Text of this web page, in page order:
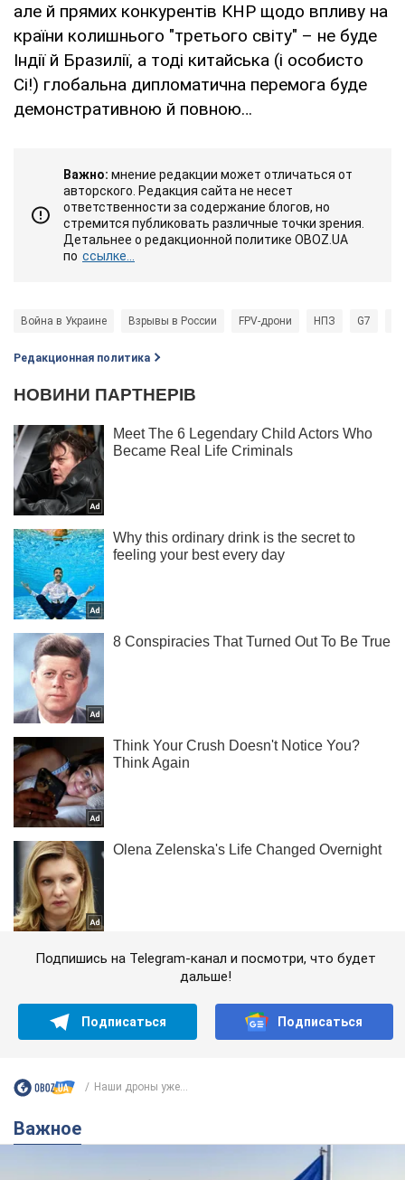
але й прямих конкурентів КНР щодо впливу на
країни колишнього "третього світу" – не буде
Індії й Бразилії, а тоді китайська (і особисто
Сі!) глобальна дипломатична перемога буде
демонстративною й повною…
Важно: мнение редакции может отличаться от
авторского. Редакция сайта не несет
ответственности за содержание блогов, но
стремится публиковать различные точки зрения.
Детальнее о редакционной политике OBOZ.UA
по ссылке...
Война в Украине Взрывы в России FPV-дрони НПЗ G7
Редакционная политика
Подпишись на Telegram-канал и посмотри, что будет
дальше!
Подписаться Подписаться
Наши дроны уже...
Важное